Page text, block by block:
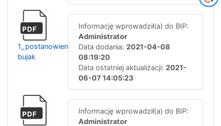
PDF
1_postanowienie_rdos-
bujak
Informację wprowadził(a) do BIP:
Administrator
Data dodania: 2021-04-08
08:19:20
Data ostatniej aktualizacji: 2021-
06-07 14:05:23
PDF
Informację wprowadził(a) do BIP:
Administrator